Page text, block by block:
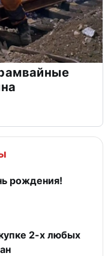
рождения!
2-х любых